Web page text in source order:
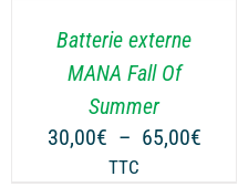
Batterie externe
MANA Fall Of
Summer
30,00€ – 65,00€Plage
TTC
LES
OPTIONS
ÊTRE
CHOISIES
SUR